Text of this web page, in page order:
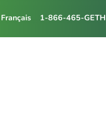
Français 1-866-465-GETH